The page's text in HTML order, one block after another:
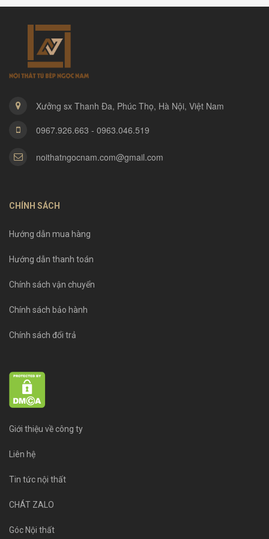
Xưởng sx Thanh Đa, Phúc Thọ, Hà Nội, Việt Nam
0967.926.663 - 0963.046.519
noithatngocnam.com@gmail.com
CHÍNH SÁCH
Hướng dẫn mua hàng
Hướng dẫn thanh toán
Chính sách vận chuyển
Chính sách bảo hành
Chính sách đổi trả
Giới thiệu về công ty
Liên hệ
Tin tức nội thất
CHÁT ZALO
Góc Nội thất